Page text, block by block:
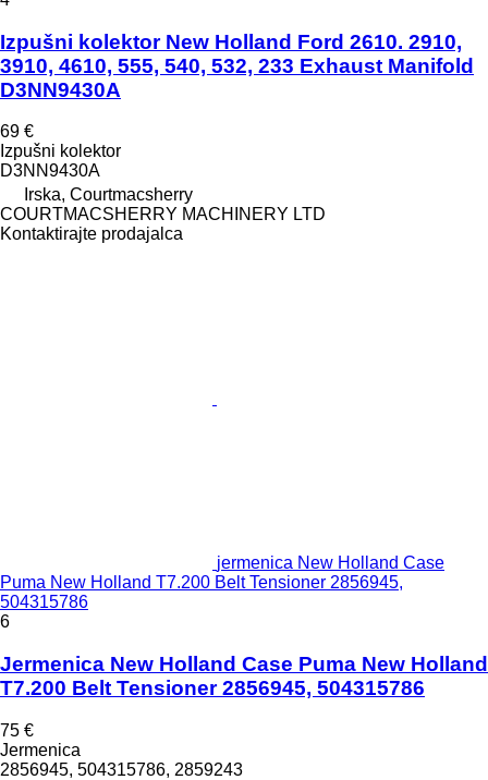
Izpušni kolektor New Holland Ford 2610. 2910,
3910, 4610, 555, 540, 532, 233 Exhaust Manifold
D3NN9430A
69 €
Izpušni kolektor
D3NN9430A
Irska, Courtmacsherry
COURTMACSHERRY MACHINERY LTD
Kontaktirajte prodajalca
jermenica New Holland Case
Puma New Holland T7.200 Belt Tensioner 2856945,
504315786
6
Jermenica New Holland Case Puma New Holland
T7.200 Belt Tensioner 2856945, 504315786
75 €
Jermenica
2856945, 504315786, 2859243